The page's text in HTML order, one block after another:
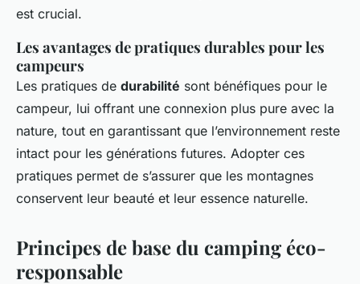
est crucial.
Les avantages de pratiques durables pour les
campeurs
Les pratiques de durabilité sont bénéfiques pour le
campeur, lui offrant une connexion plus pure avec la
nature, tout en garantissant que l’environnement reste
intact pour les générations futures. Adopter ces
pratiques permet de s’assurer que les montagnes
conservent leur beauté et leur essence naturelle.
Principes de base du camping éco-
responsable